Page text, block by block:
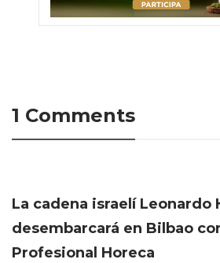
1 Comments
La cadena israelí Leonardo
desembarcará en Bilbao
Profesional Horeca